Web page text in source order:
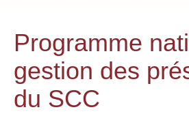
Programme
gestion des
du SCC